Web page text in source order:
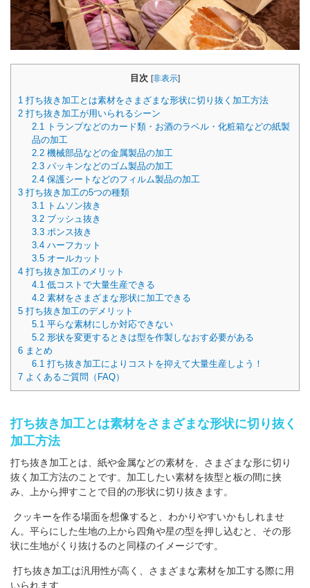
目次 [非表示]
1 打ち抜き加工とは素材をさまざまな形状に切り抜く加工方法
2 打ち抜き加工が用いられるシーン
2.1トランプなどのカード類・お酒のラベル・化粧箱などの紙製
品の加工
2.2機械部品などの金属製品の加工
2.3パッキンなどのゴム製品の加工
2.4保護シートなどのフィルム製品の加工
3 打ち抜き加工の5つの種類
3.1トムソン抜き
3.2ブッシュ抜き
3.3ポンス抜き
3.4ハーフカット
3.5オールカット
4 打ち抜き加工のメリット
4.1低コストで大量生産できる
4.2素材をさまざまな形状に加工できる
5 打ち抜き加工のデメリット
5.1平らな素材にしか対応できない
5.2形状を変更するときは型を作製しなおす必要がある
6 まとめ
6.1打ち抜き加工によりコストを抑えて大量生産しよう！
7 よくあるご質問（FAQ）
打ち抜き加工とは素材をさまざまな形状に切り抜く
加工方法
打ち抜き加工とは、紙や金属などの素材を、さまざまな形に切り
抜く加工方法のことです。加工したい素材を抜型と板の間に挟
み、上から押すことで目的の形状に切り抜きます。
クッキーを作る場面を想像すると、わかりやすいかもしれませ
ん。平らにした生地の上から四角や星の型を押し込むと、その形
状に生地がくり抜けるのと同様のイメージです。
打ち抜き加工は汎用性が高く、さまざまな素材を加工する際に用
いられます